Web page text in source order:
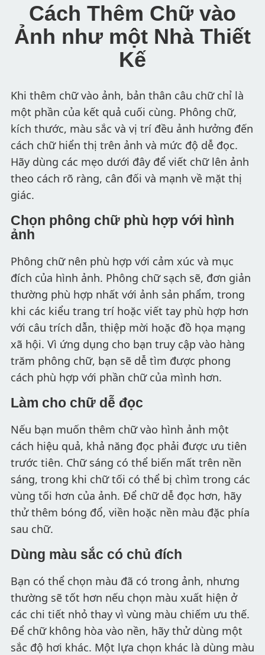
Cách Thêm Chữ vào
Ảnh như một Nhà Thiết
Kế
Khi thêm chữ vào ảnh, bản thân câu chữ chỉ là
một phần của kết quả cuối cùng. Phông chữ,
kích thước, màu sắc và vị trí đều ảnh hưởng đến
cách chữ hiển thị trên ảnh và mức độ dễ đọc.
Hãy dùng các mẹo dưới đây để viết chữ lên ảnh
theo cách rõ ràng, cân đối và mạnh về mặt thị
giác.
Chọn phông chữ phù hợp với hình
ảnh
Phông chữ nên phù hợp với cảm xúc và mục
đích của hình ảnh. Phông chữ sạch sẽ, đơn giản
thường phù hợp nhất với ảnh sản phẩm, trong
khi các kiểu trang trí hoặc viết tay phù hợp hơn
với câu trích dẫn, thiệp mời hoặc đồ họa mạng
xã hội. Vì ứng dụng cho bạn truy cập vào hàng
trăm phông chữ, bạn sẽ dễ tìm được phong
cách phù hợp với phần chữ của mình hơn.
Làm cho chữ dễ đọc
Nếu bạn muốn thêm chữ vào hình ảnh một
cách hiệu quả, khả năng đọc phải được ưu tiên
trước tiên. Chữ sáng có thể biến mất trên nền
sáng, trong khi chữ tối có thể bị chìm trong các
vùng tối hơn của ảnh. Để chữ dễ đọc hơn, hãy
thử thêm bóng đổ, viền hoặc nền màu đặc phía
sau chữ.
Dùng màu sắc có chủ đích
Bạn có thể chọn màu đã có trong ảnh, nhưng
thường sẽ tốt hơn nếu chọn màu xuất hiện ở
các chi tiết nhỏ thay vì vùng màu chiếm ưu thế.
Để chữ không hòa vào nền, hãy thử dùng một
sắc độ hơi khác. Một lựa chọn khác là dùng màu